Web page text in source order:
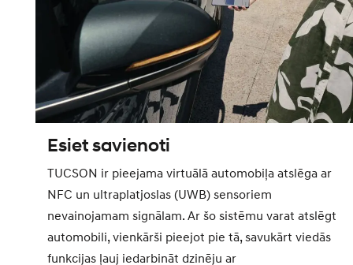
Esiet savienoti
TUCSON ir pieejama virtuālā automobiļa atslēga ar
NFC un ultraplatjoslas (UWB) sensoriem
nevainojamam signālam. Ar šo sistēmu varat atslēgt
automobili, vienkārši pieejot pie tā, savukārt viedās
funkcijas ļauj iedarbināt dzinēju ar